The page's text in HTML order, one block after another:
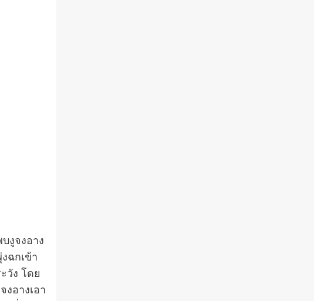
งูจงอาง
ฉกเข้า
วัง โดย
อางเอา